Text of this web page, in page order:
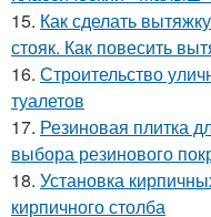
15. Как сделать
стояк. Как повесить
16. Строительство
туалетов
17. Резиновая плитка
выбора резинового
18. Установка
кирпичного столба